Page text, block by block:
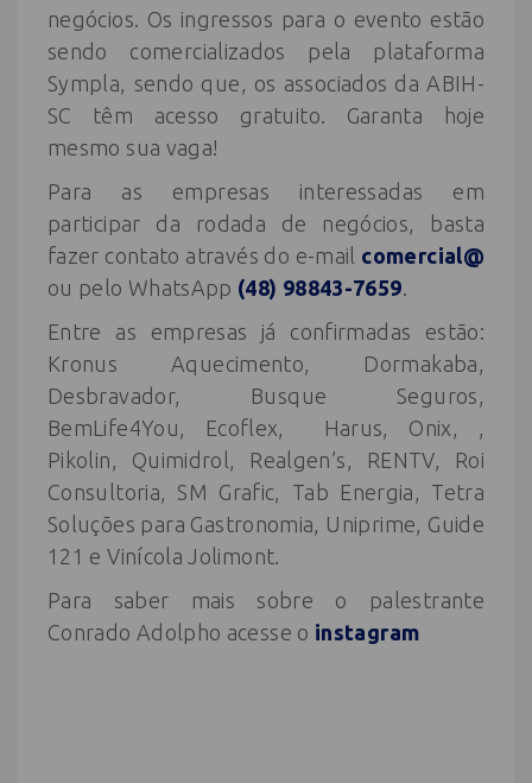
negócios. Os ingressos para o evento estão
sendo comercializados pela plataforma
Sympla, sendo que, os associados da ABIH-
SC têm acesso gratuito. Garanta hoje
mesmo sua vaga!
Para as empresas interessadas em
participar da rodada de negócios, basta
fazer contato através do e-mail comercial@
ou pelo WhatsApp (48) 98843-7659
Entre as empresas já confirmadas estão:
Kronus Aquecimento, Dormakaba,
Desbravador, Busque Seguros,
BemLife4You, Ecoflex, Harus, Onix, ,
Pikolin, Quimidrol, Realgen’s, RENTV, Roi
Consultoria, SM Grafic, Tab Energia, Tetra
Soluções para Gastronomia, Uniprime, Guide
121 e Vinícola Jolimont.
Para saber mais sobre o palestrante
Conrado Adolpho acesse o instagram